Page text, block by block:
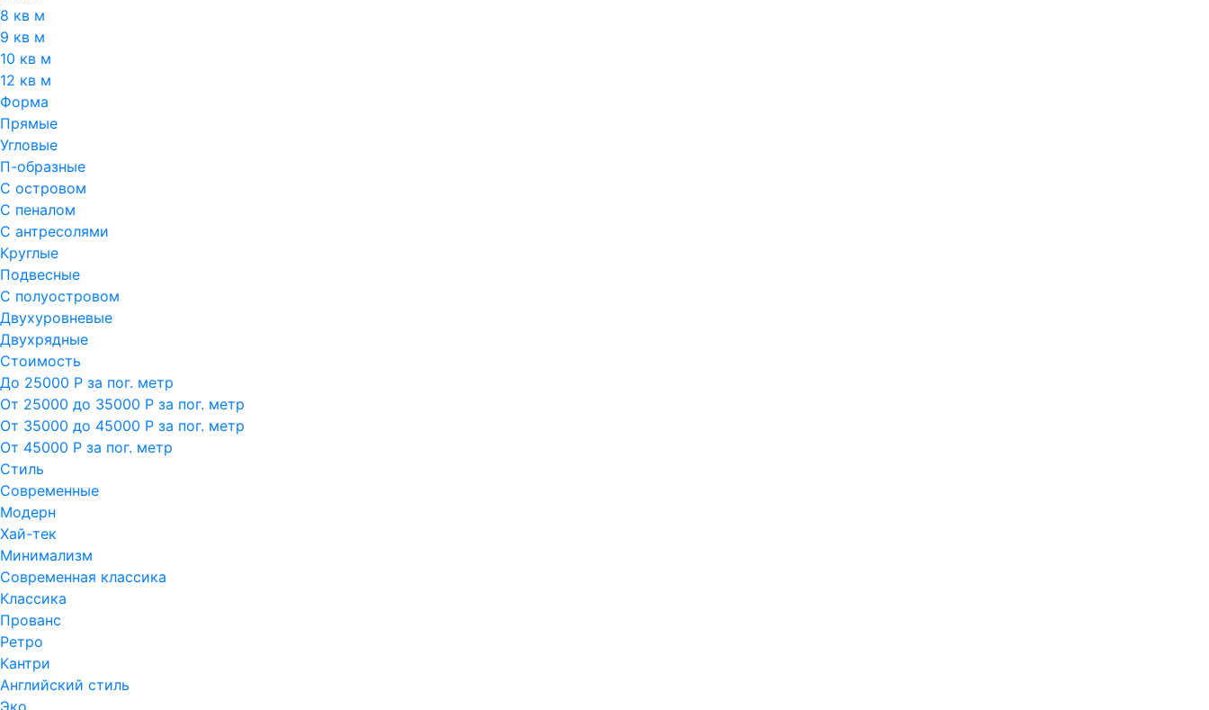
8 кв м
9 кв м
10 кв м
12 кв м
Форма
Прямые
Угловые
П-образные
С островом
С пеналом
С антресолями
Круглые
Подвесные
С полуостровом
Двухуровневые
Двухрядные
Стоимость
До 25000 Р за пог. метр
От 25000 до 35000 Р за пог. метр
От 35000 до 45000 Р за пог. метр
От 45000 Р за пог. метр
Стиль
Современные
Модерн
Хай-тек
Минимализм
Современная классика
Классика
Прованс
Ретро
Кантри
Английский стиль
Эко